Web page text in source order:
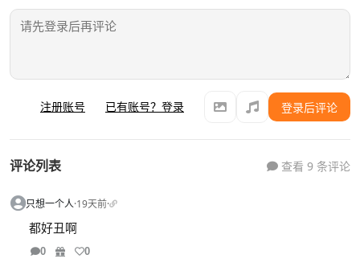
注册账号 已有账号？登录 登录后评论
评论列表 查看 9 条评论
只想一个人·19天前·
都好丑啊
0 0